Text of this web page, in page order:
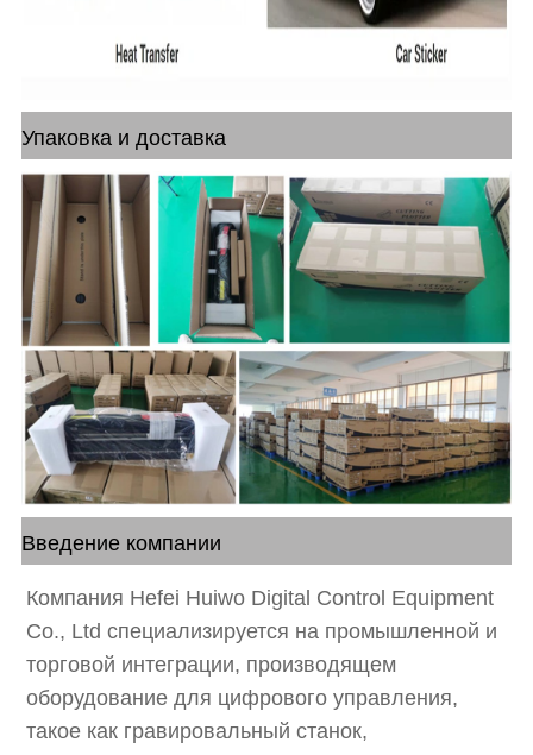
Упаковка и доставка
Введение компании
Компания Hefei Huiwo Digital Control Equipment
Co., Ltd специализируется на промышленной и
торговой интеграции, производящем
оборудование для цифрового управления,
такое как гравировальный станок,